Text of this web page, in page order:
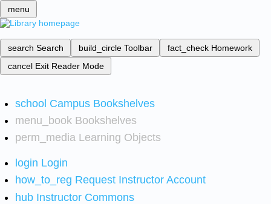
menu
search Search build_circle Toolbar fact_check Homework
cancel Exit Reader Mode
school Campus Bookshelves
menu_book Bookshelves
perm_media Learning Objects
login Login
how_to_reg Request Instructor Account
hub Instructor Commons